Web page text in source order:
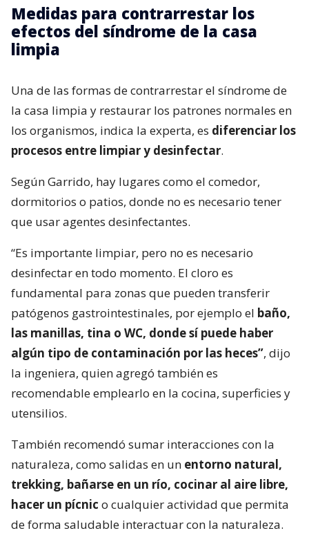
Medidas para contrarrestar los
efectos del síndrome de la casa
limpia
Una de las formas de contrarrestar el síndrome de
la casa limpia y restaurar los patrones normales en
los organismos, indica la experta, es diferenciar los
procesos entre limpiar y desinfectar.
Según Garrido, hay lugares como el comedor,
dormitorios o patios, donde no es necesario tener
que usar agentes desinfectantes.
“Es importante limpiar, pero no es necesario
desinfectar en todo momento. El cloro es
fundamental para zonas que pueden transferir
patógenos gastrointestinales, por ejemplo el baño,
las manillas, tina o WC, donde sí puede haber
algún tipo de contaminación por las heces”, dijo
la ingeniera, quien agregó también es
recomendable emplearlo en la cocina, superficies y
utensilios.
También recomendó sumar interacciones con la
naturaleza, como salidas en un entorno natural,
trekking, bañarse en un río, cocinar al aire libre,
hacer un pícnic o cualquier actividad que permita
de forma saludable interactuar con la naturaleza.